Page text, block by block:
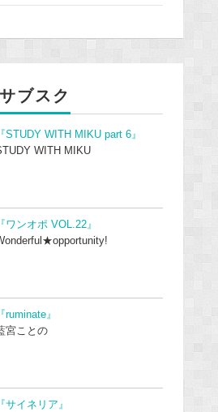
ブスク
『STUDY WITH MIKU part 6』
WITH MIKU
『ワンオポ VOL.22』
『ruminate』
宮ことの
『サイネリア』